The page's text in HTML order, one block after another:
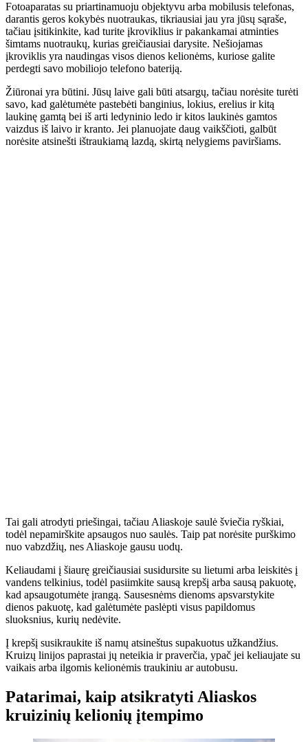
Fotoaparatas su priartinamuoju objektyvu arba mobilusis telefonas,
darantis geros kokybės nuotraukas, tikriausiai jau yra jūsų sąraše,
tačiau įsitikinkite, kad turite įkroviklius ir pakankamai atminties
šimtams nuotraukų, kurias greičiausiai darysite. Nešiojamas
įkroviklis yra naudingas visos dienos kelionėms, kuriose galite
perdegti savo mobiliojo telefono bateriją.
Žiūronai yra būtini. Jūsų laive gali būti atsargų, tačiau norėsite turėti
savo, kad galėtumėte pastebėti banginius, lokius, erelius ir kitą
laukinę gamtą bei iš arti ledyninio ledo ir kitos laukinės gamtos
vaizdus iš laivo ir kranto. Jei planuojate daug vaikščioti, galbūt
norėsite atsinešti ištraukiamą lazdą, skirtą nelygiems paviršiams.
Tai gali atrodyti priešingai, tačiau Aliaskoje saulė šviečia ryškiai,
todėl nepamirškite apsaugos nuo saulės. Taip pat norėsite purškimo
nuo vabzdžių, nes Aliaskoje gausu uodų.
Keliaudami į šiaurę greičiausiai susidursite su lietumi arba leiskitės į
vandens telkinius, todėl pasiimkite sausą krepšį arba sausą pakuotę,
kad apsaugotumėte įrangą. Sausesnėms dienoms apsvarstykite
dienos pakuotę, kad galėtumėte paslėpti visus papildomus
sluoksnius, kurių nedėvite.
Į krepšį susikraukite iš namų atsineštus supakuotus užkandžius.
Kruizų linijos paprastai jų neteikia ir praverčia, ypač jei keliaujate su
vaikais arba ilgomis kelionėmis traukiniu ar autobusu.
Patarimai, kaip atsikratyti Aliaskos
kruizinių kelionių įtempimo